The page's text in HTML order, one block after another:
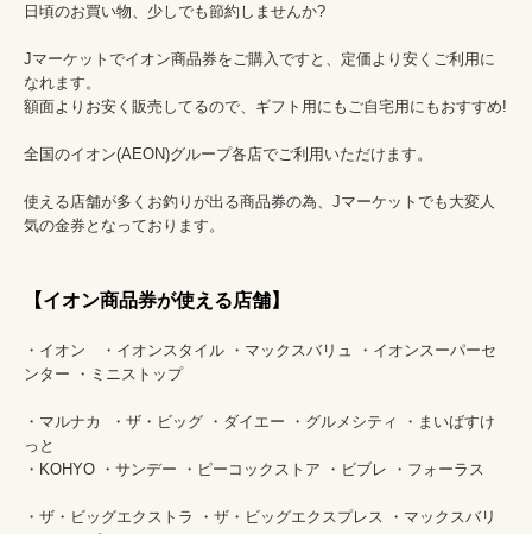
日頃のお買い物、少しでも節約しませんか?
Jマーケットでイオン商品券をご購入ですと、定価より安くご利用に
なれます。
額面よりお安く販売してるので、ギフト用にもご自宅用にもおすすめ!
全国のイオン(AEON)グループ各店でご利用いただけます。
使える店舗が多くお釣りが出る商品券の為、Jマーケットでも大変人
気の金券となっております。
【イオン商品券が使える店舗】
・イオン　・イオンスタイル ・マックスバリュ ・イオンスーパーセ
ンター ・ミニストップ
・マルナカ  ・ザ・ビッグ ・ダイエー ・グルメシティ ・まいばすけ
っと
・KOHYO ・サンデー ・ピーコックストア ・ビブレ ・フォーラス
・ザ・ビッグエクストラ ・ザ・ビッグエクスプレス ・マックスバリ